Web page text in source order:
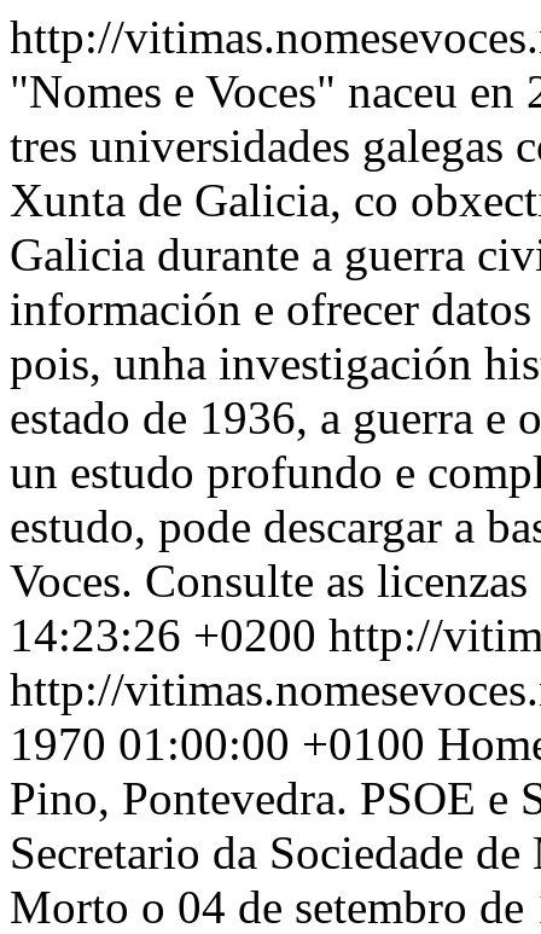
http://
"Nomes e Voces" naceu
tres universidades galegas
Xunta de Galicia, co
Galicia durante a guerra
información e ofrecer
pois, unha investigación
estado de 1936, a guerra e
un estudo profundo e
estudo, pode descargar a
Voces. Consulte as licenzas
14:23:26 +0200 http://
http://
1970 01:00:00 +0100
Pino, Pontevedra. PSOE e
Secretario da Sociedade
Morto o 04 de setembro